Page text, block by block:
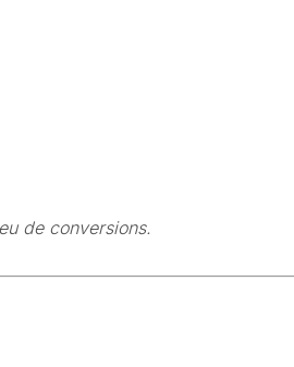
de conversions.